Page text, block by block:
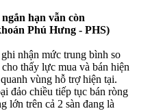
hạn vẫn còn
Phú Hưng - PHS)
nhận mức trung bình so
thấy lực mua và bán hiện
vùng hỗ trợ hiện tại.
đảo chiều tiếp tục bán ròng
lớn trên cả 2 sàn đang là